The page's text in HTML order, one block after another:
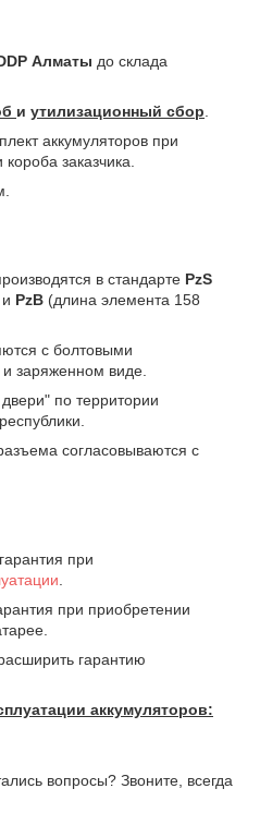
Алматы до склада
и утилизационный сбор.
аккумуляторов при
заказчика.
в стандарте PzS
PzB (длина элемента 158
с болтовыми
заряженном виде.
по территории
согласовываются с
при
.
при приобретении
гарантию
аккумуляторов:
вопросы? Звоните, всегда